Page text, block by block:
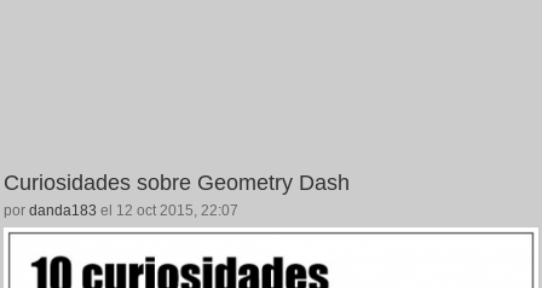
Curiosidades sobre Geometry Dash
por danda183 el 12 oct 2015, 22:07